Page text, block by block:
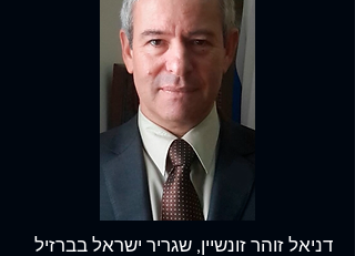
דניאל זוהר זונשיין, שגריר ישראל בברזיל